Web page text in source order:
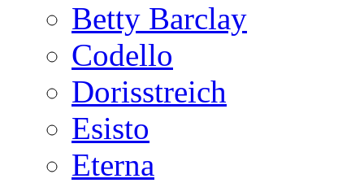
Betty Barclay
Codello
Dorisstreich
Esisto
Eterna